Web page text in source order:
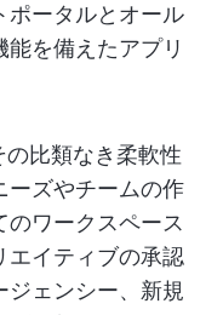
ポータルとオール
を備えたアプリ
比類なき柔軟性
ーズやチームの作
ワークスペース
エイティブの承認
ジェンシー、新規